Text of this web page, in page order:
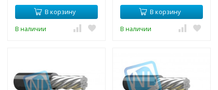
В корзину
В наличии
В корзину
В наличии